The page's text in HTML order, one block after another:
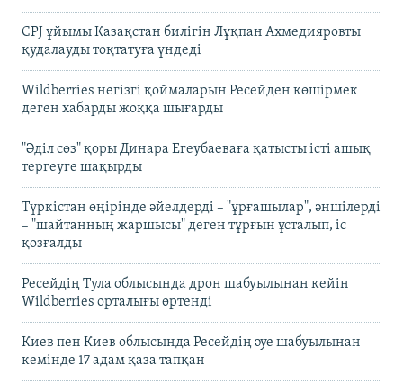
CPJ ұйымы Қазақстан билігін Лұқпан Ахмедияровты
қудалауды тоқтатуға үндеді
Wildberries негізгі қоймаларын Ресейден көшірмек
деген хабарды жоққа шығарды
"Әділ сөз" қоры Динара Егеубаеваға қатысты істі ашық
тергеуге шақырды
Түркістан өңірінде әйелдерді – "ұрғашылар", әншілерді
– "шайтанның жаршысы" деген тұрғын ұсталып, іс
қозғалды
Ресейдің Тула облысында дрон шабуылынан кейін
Wildberries орталығы өртенді
Киев пен Киев облысында Ресейдің әуе шабуылынан
кемінде 17 адам қаза тапқан